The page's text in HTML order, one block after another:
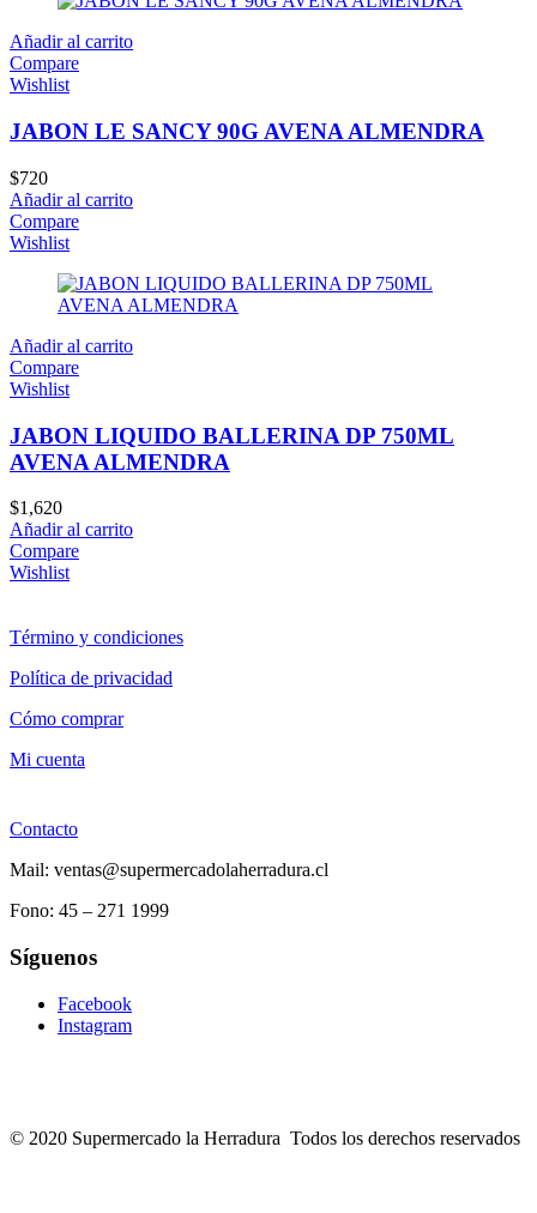
Añadir al carrito
Compare
Wishlist
JABON LE SANCY 90G AVENA ALMENDRA
$720
Añadir al carrito
Compare
Wishlist
Añadir al carrito
Compare
Wishlist
JABON LIQUIDO BALLERINA DP 750ML
AVENA ALMENDRA
$1,620
Añadir al carrito
Compare
Wishlist
Término y condiciones
Política de privacidad
Cómo comprar
Mi cuenta
Contacto
Mail: ventas@supermercadolaherradura.cl
Fono: 45 – 271 1999
Síguenos
Facebook
Instagram
© 2020 Supermercado la Herradura Todos los derechos reservados